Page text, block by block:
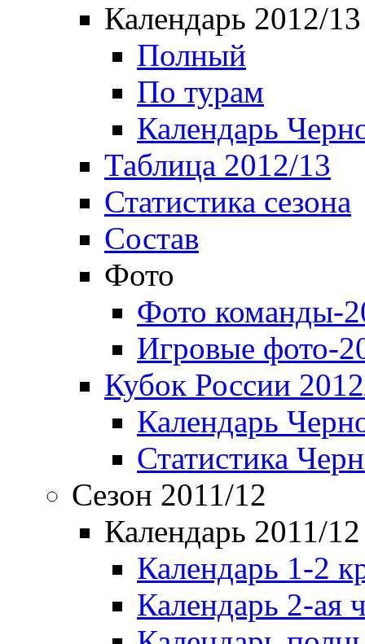
Календарь 2012/13
Полный
По турам
Календарь
Таблица 2012/13
Статистика сезона
Состав
Фото
Фото команды-
Игровые фото-
Кубок России
Календарь
Статистика
Сезон 2011/12
Календарь 2011/12
Календарь 1-2
Календарь 2-ая